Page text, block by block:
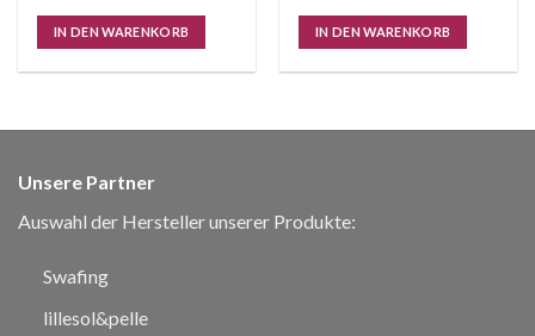
IN DEN WARENKORB IN DEN WARENKORB
Unsere Partner
Auswahl der Hersteller unserer Produkte:
Swafing
lillesol&pelle